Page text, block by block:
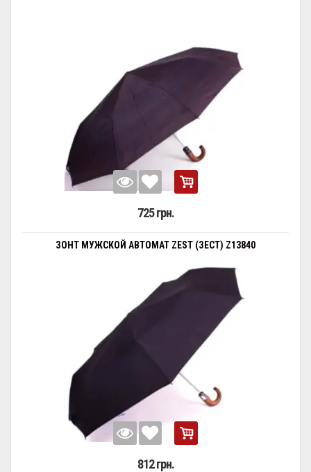
725 грн.
ЗОНТ МУЖСКОЙ АВТОМАТ ZEST (ЗЕСТ) Z13840
812 грн.